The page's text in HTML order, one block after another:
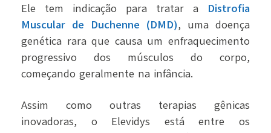
Ele tem indicação para tratar a Distrofia
Muscular de Duchenne (DMD), uma doença
genética rara que causa um enfraquecimento
progressivo dos músculos do corpo,
começando geralmente na infância.
Assim como outras terapias gênicas
inovadoras, o Elevidys está entre os